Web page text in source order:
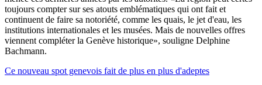
toujours compter sur ses atouts emblématiques qui ont fait et
continuent de faire sa notoriété, comme les quais, le jet d'eau, les
institutions internationales et les musées. Mais de nouvelles offres
viennent compléter la Genève historique», souligne Delphine
Bachmann.
Ce nouveau spot genevois fait de plus en plus d'adeptes